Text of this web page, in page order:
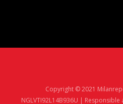
Copyright © 2021
NGLVTI92L14B936U |